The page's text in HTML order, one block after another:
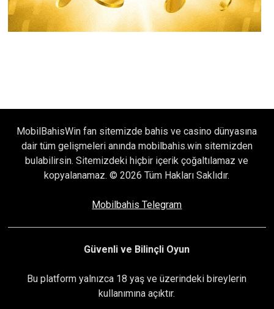
MobilBahisWin fan sitemizde bahis ve casino dünyasına
dair tüm gelişmeleri anında mobilbahis.win sitemizden
bulabilirsin. Sitemizdeki hiçbir içerik çoğaltılamaz ve
kopyalanamaz. © 2026 Tüm Hakları Saklıdır.
Mobilbahis Telegram
Güvenli ve Bilinçli Oyun
Bu platform yalnızca 18 yaş ve üzerindeki bireylerin
kullanımına açıktır.